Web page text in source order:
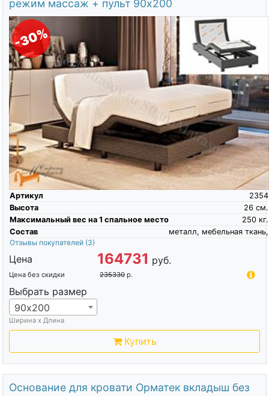
режим массаж + пульт 90х200
-30%
Артикул
2354
Высота
см.
26
Максимальный вес на 1 спальное место
кг.
250
Состав
металл, мебельная ткань,
Отзывы покупателей (3)
Цена 164731 руб.
Цена без скидки 235330 р.
Выбрать размер
90х200
Ширина х Длина
Купить
Основание для кровати Орматек вкладыш без